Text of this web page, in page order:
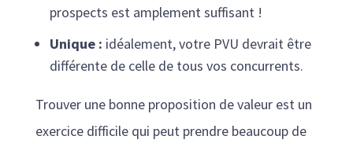
prospects est amplement suffisant !
Unique : idéalement, votre PVU devrait être
différente de celle de tous vos concurrents.
Trouver une bonne proposition de valeur est un
exercice difficile qui peut prendre beaucoup de